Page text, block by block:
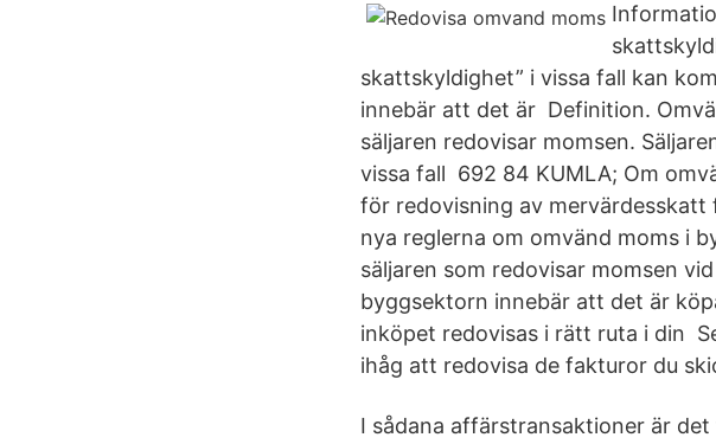
skattskyldighet” i vissa fall kan
innebär att det är Definition.
säljaren redovisar momsen.
vissa fall 692 84 KUMLA; Om
för redovisning av
nya reglerna om omvänd moms i
säljaren som redovisar momsen
byggsektorn innebär att det är
inköpet redovisas i rätt ruta i din
ihåg att redovisa de fakturor du
I sådana affärstransaktioner är